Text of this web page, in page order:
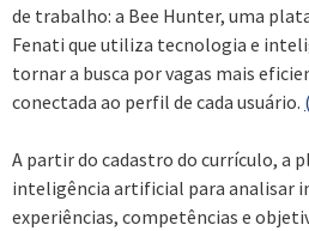
de trabalho: a Bee Hunter, uma
Fenati que utiliza tecnologia e
tornar a busca por vagas mais
conectada ao perfil de cada usuário. (
A partir do cadastro do currículo, a
inteligência artificial para analisar
experiências, competências e